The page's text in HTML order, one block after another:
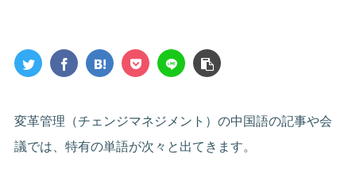
変革管理（チェンジマネジメント）の中国語の記事や会
議では、特有の単語が次々と出てきます。